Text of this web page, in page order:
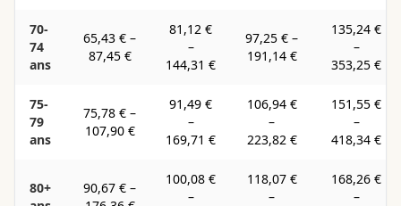
70-
74
ans
65,43 € –
87,45 €
81,12 €
–
144,31 €
97,25 € –
191,14 €
135,24 €
–
353,25 €
75-
79
ans
75,78 € –
107,90 €
91,49 €
–
169,71 €
106,94 €
–
223,82 €
151,55 €
–
418,34 €
80+
90,67 € –
100,08 €
–
118,07 €
–
168,26 €
–